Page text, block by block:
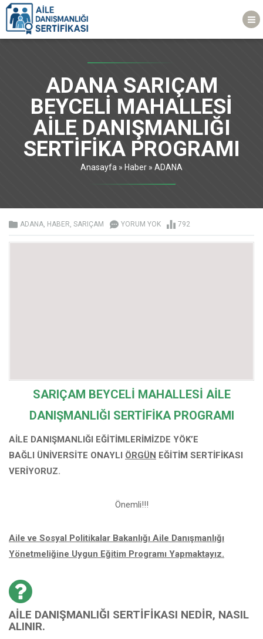
ADANA SARIÇAM
BEYCELİ MAHALLESİ
AİLE DANIŞMANLIĞI
SERTİFİKA PROGRAMI
Anasayfa » Haber » ADANA
ADANA, HABER, SARIÇAM YORUM YOK 792
SARIÇAM BEYCELİ MAHALLESİ AİLE
DANIŞMANLIĞI SERTİFİKA PROGRAMI
AİLE DANIŞMANLIĞI EĞİTİMLERİMİZDE YÖK’E
BAĞLI ÜNİVERSİTE ONAYLI ÖRGÜN EĞİTİM SERTİFİKASI
VERİYORUZ.
Önemli!!!
Aile ve Sosyal Politikalar Bakanlığı Aile Danışmanlığı
Yönetmeliğine Uygun Eğitim Programı Yapmaktayız.
AILE DANIŞMANLIĞI SERTIFIKASI NEDIR, NASIL
ALINIR.